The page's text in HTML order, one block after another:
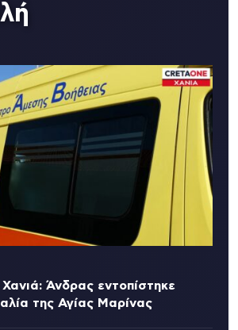
Άνδρας εντοπίστηκε
της Αγίας Μαρίνας